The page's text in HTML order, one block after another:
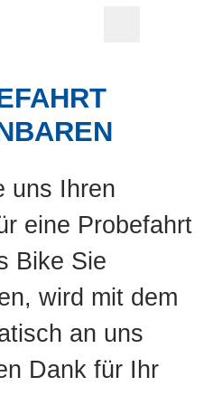
uns Ihren
eine Probefahrt
Bike Sie
wird mit dem
an uns
Dank für Ihr